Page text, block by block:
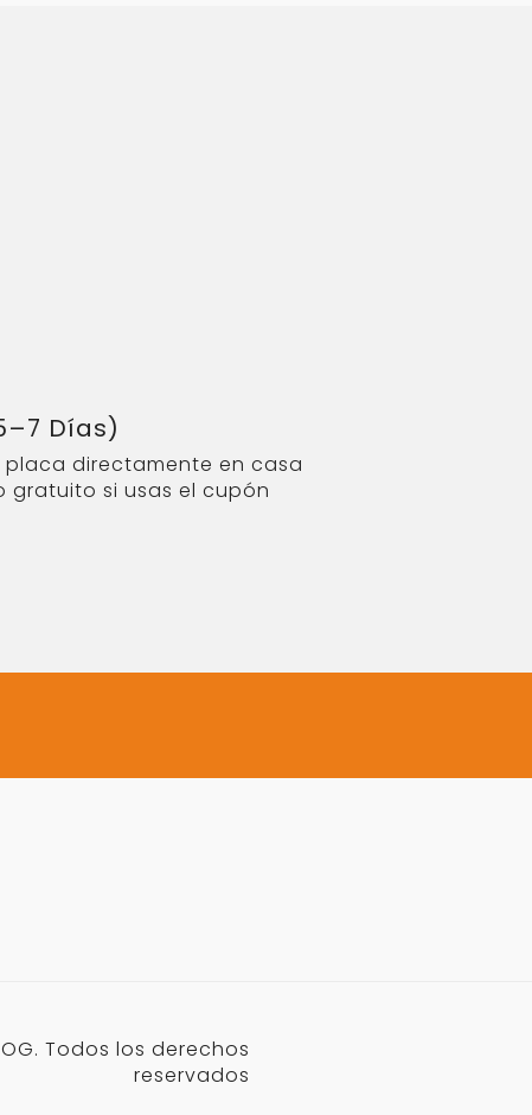
Días)
placa directamente en casa
gratuito si usas el cupón
Todos los derechos
reservados